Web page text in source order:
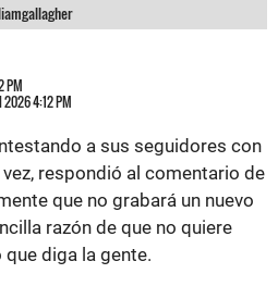
PM
4:12 PM
a sus seguidores con
respondió al comentario de
que no grabará un nuevo
razón de que no quiere
diga la gente.